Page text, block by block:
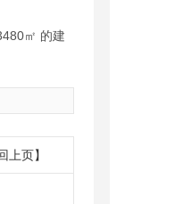
㎡ 的建
上页】